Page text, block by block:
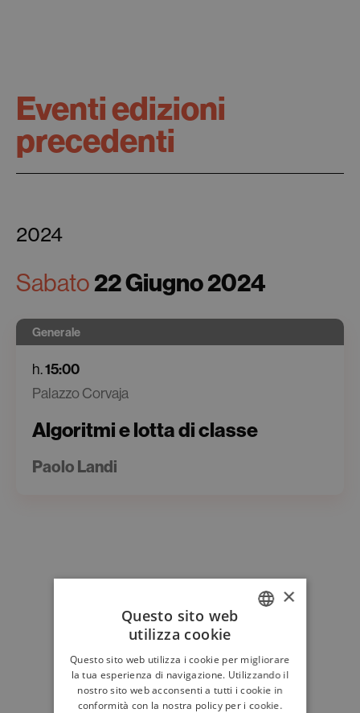
Eventi edizioni
precedenti
2024
Sabato22 Giugno 2024
Generale
h.15:00
Palazzo Corvaja
Algoritmi e lotta di classe
Paolo Landi
ENGLISH
×
Questo sito web
utilizza cookie
Questo sito web utilizza i cookie per migliorare
la tua esperienza di navigazione. Utilizzando il
nostro sito web acconsenti a tutti i cookie in
conformità con la nostra policy per i cookie.